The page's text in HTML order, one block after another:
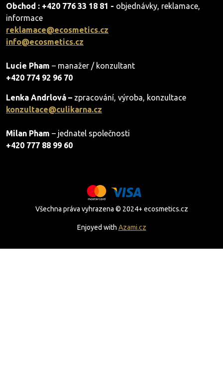
Obchod : +420 776 33 18 81 - objednávky, reklamace,
informace
reklamace@ecosmetics.cz
info@ecosmetics.cz
Lucie Pham – manažer / konzultant
+420 774 92 96 70
Lenka Andrlová – zpracování, výroba, konzultace
konzultace@culikarna.cz
Milan Pham – jednatel společnosti
+420 777 88 99 60
Všechna práva vyhrazena © 2024+ ecosmetics.cz
Enjoyed with Azami.cz